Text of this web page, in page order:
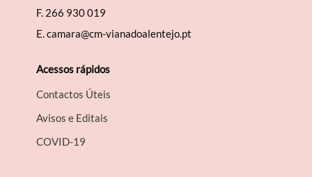
F. 266 930 019
E.camara@cm-vianadoalentejo.pt
Acessos rápidos
Contactos Úteis
Avisos e Editais
COVID-19